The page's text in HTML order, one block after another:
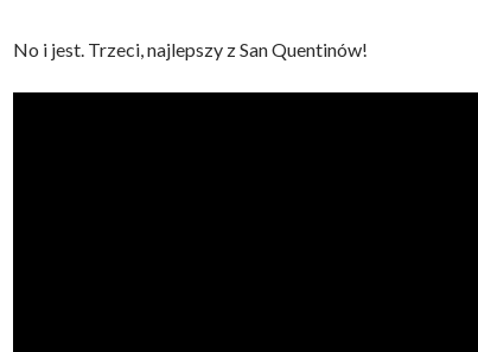
No i jest. Trzeci, najlepszy z San Quentinów!